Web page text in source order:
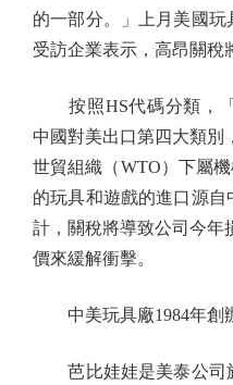
的一部分。」上月美國
受訪企業表示，高昂關稅
按照HS代碼分類，「
中國對美出口第四大類別
世貿組織（WTO）下屬
的玩具和遊戲的進口源
計，關稅將導致公司今年
價來緩解衝擊。
中美玩具廠1984年創
芭比娃娃是美泰公司